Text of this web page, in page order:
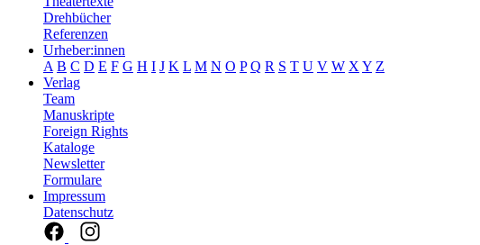
Drehbücher
Referenzen
Urheber:innen
A B C D E F G H I J K L M N O P Q R S T U V W X Y Z
Verlag
Team
Manuskripte
Foreign Rights
Kataloge
Newsletter
Formulare
Impressum
Datenschutz